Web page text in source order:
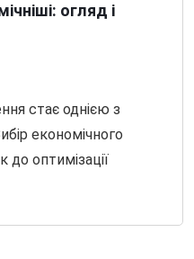
огляд і
стає однією з
економічного
до оптимізації